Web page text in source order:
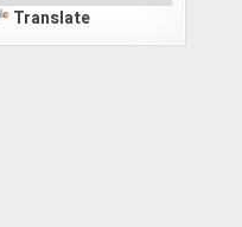
Translate